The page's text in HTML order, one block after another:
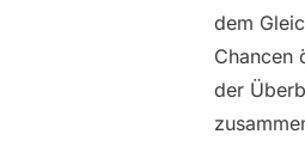
dem
Chancen
der